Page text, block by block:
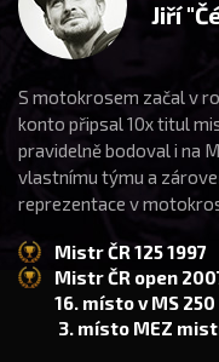
Jiří
S motokrosem začal v
konto připsal 10x titul
pravidelně bodoval i na
vlastnímu týmu a
reprezentace v
Mistr ČR 125 1997
Mistr ČR open
16. místo v MS
3. místo MEZ